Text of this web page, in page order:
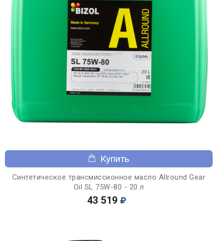
Купить
Синтетическое трансмиссионное масло Allround Gear
Oil SL 75W-80 - 20 л
43 519